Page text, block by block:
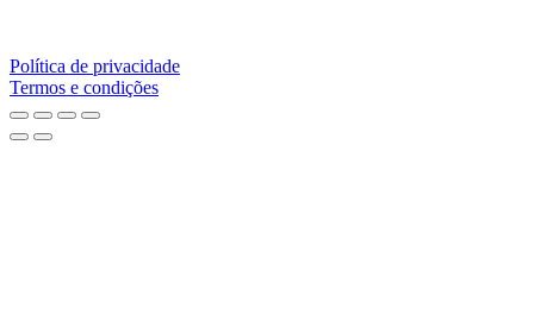
Política de privacidade
Termos e condições